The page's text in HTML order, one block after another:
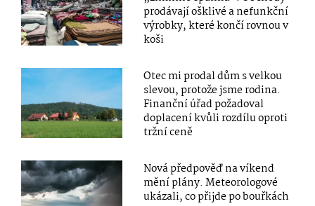
prodávají ošklivé a nefunkční
výrobky, které končí rovnou v
koši
Otec mi prodal dům s velkou
slevou, protože jsme rodina.
Finanční úřad požadoval
doplacení kvůli rozdílu oproti
tržní ceně
Nová předpověď na víkend
mění plány. Meteorologové
ukázali, co přijde po bouřkách